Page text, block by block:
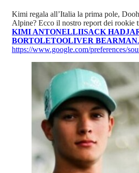
Kimi regala all’Italia la prima pole,
Alpine? Ecco il nostro report dei rookie
KIMI ANTONELLIISACK
BORTOLETOOLIVER BEARMAN
https://www.google.com/preferences/